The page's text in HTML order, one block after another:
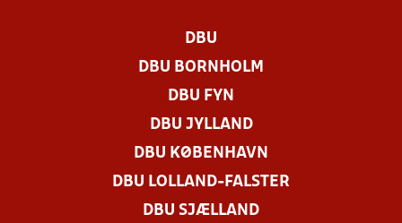
DBU
DBU BORNHOLM
DBU FYN
DBU JYLLAND
DBU KØBENHAVN
DBU LOLLAND-FALSTER
DBU SJÆLLAND